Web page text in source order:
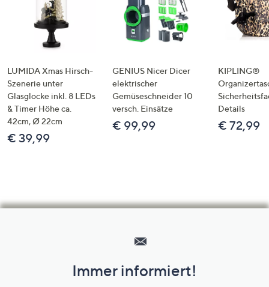
LUMIDA Xmas Hirsch-
Szenerie unter
Glasglocke inkl. 8 LEDs
& Timer Höhe ca.
42cm, Ø 22cm
€ 39,99
GENIUS Nicer Dicer
elektrischer
Gemüseschneider 10
versch. Einsätze
€ 99,99
KIPLING®
Details
€ 72,99
Unternehmensinformationen
Immer informiert!